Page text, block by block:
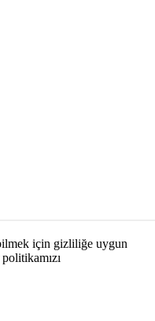
için gizliliğe uygun